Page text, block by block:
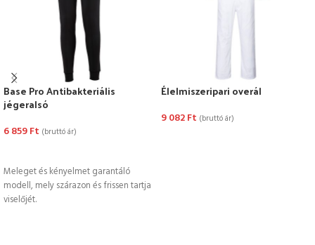
Base Pro Antibakteriális
jégeralsó
6 859Ft (bruttó ár)
Meleget és kényelmet garantáló
modell, mely szárazon és frissen tartja
viselőjét.
Élelmiszeripari overál
9 082Ft (bruttó ár)